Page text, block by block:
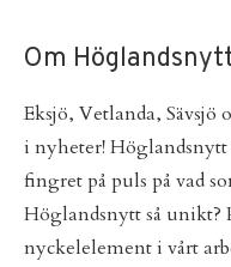
Om
Eksjö, Vetlanda, Sävsjö
i nyheter!
fingret på puls på vad
Höglandsnytt så unikt?
nyckelelement i vårt